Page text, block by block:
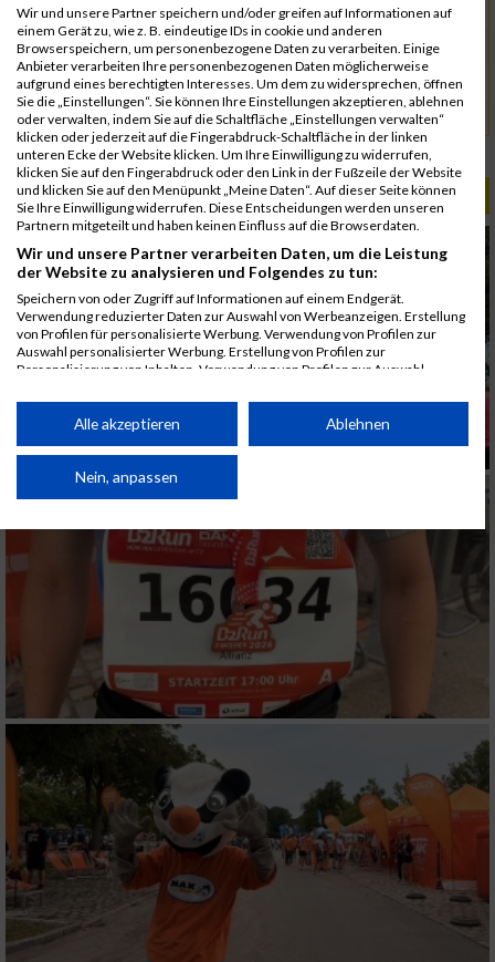
4973
Chinnakannu
00:41:45
5058
Maier
00:43:33
4961
Brachat
00:44:02
5125
Schreier
00:45:08
Rang:29.
ALBUM B2RUN MÜNCHEN / 15.07.2026
Wir und unsere Partner speichern und/oder greifen auf Informationen auf
einem Gerät zu, wie z. B. eindeutige IDs in cookie und anderen
Browserspeichern, um personenbezogene Daten zu verarbeiten. Einige
Anbieter verarbeiten Ihre personenbezogenen Daten möglicherweise
aufgrund eines berechtigten Interesses. Um dem zu widersprechen, öffnen
Sie die „Einstellungen“. Sie können Ihre Einstellungen akzeptieren, ablehnen
oder verwalten, indem Sie auf die Schaltfläche „Einstellungen verwalten“
klicken oder jederzeit auf die Fingerabdruck-Schaltfläche in der linken
unteren Ecke der Website klicken. Um Ihre Einwilligung zu widerrufen,
klicken Sie auf den Fingerabdruck oder den Link in der Fußzeile der Website
und klicken Sie auf den Menüpunkt „Meine Daten“. Auf dieser Seite können
Sie Ihre Einwilligung widerrufen. Diese Entscheidungen werden unseren
Partnern mitgeteilt und haben keinen Einfluss auf die Browserdaten.
Wir und unsere Partner verarbeiten Daten, um die Leistung
der Website zu analysieren und Folgendes zu tun:
Speichern von oder Zugriff auf Informationen auf einem Endgerät.
Verwendung reduzierter Daten zur Auswahl von Werbeanzeigen. Erstellung
von Profilen für personalisierte Werbung. Verwendung von Profilen zur
Auswahl personalisierter Werbung. Erstellung von Profilen zur
Personalisierung von Inhalten. Verwendung von Profilen zur Auswahl
Performance von Inhalten. Analyse von Zielgruppen durch Statistiken oder
Kombinationen von Daten aus verschiedenen Quellen. Entwicklung und
von Inhalten.
Daten können außerhalb der Europäischen Union weitergegeben und in die
Partnerliste anzeigen (1 IAB-Anbieter)
Wir nutzen Ihre Daten für folgende Zwecke:
IAB-Verarbeitungszwecke:
Speichern von oder Zugriff auf Informationen
auf einem Endgerät
Verwendung reduzierter Daten zur Auswahl
von Werbeanzeigen
Erstellung von Profilen für personalisierte
Werbung
Verwendung von Profilen zur Auswahl
personalisierter Werbung
Alle akzeptieren Ablehnen
Nein, anpassen